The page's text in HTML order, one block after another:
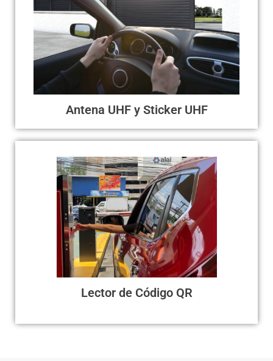
Antena UHF y Sticker UHF
Las antenas UHF detectan la frecuencia de los
stickers/ TAG que se adhieren al vidrio del vehiculo,
moto o bicicleta. Detección de 5 a 10 metros sin
contacto, sin bajar la ventana. Uso único, cada TAG
está asociado a un propietario, se generan todos los
reportes de ingreso de cada acceso.
Lector de Código QR
Lector de Código QR / Dispensador y
validador
Máquinas dispensadoras de ticket QR o tarjetas
inteligentes, con recolectores o lectores para
ingresos y salidas vehiculares, complemetarias con
barreras / talanqueras vehiculares.